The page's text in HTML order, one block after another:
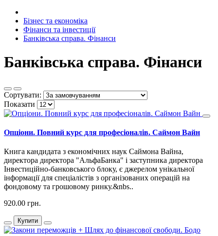
Бізнес та економіка
Фінанси та інвестиції
Банківська справа. Фінанси
Банківська справа. Фінанси
Сортувати:
Показати
Опціони. Повний курс для професіоналів. Саймон Вайн
Книга кандидата з економічних наук Саймона Вайна,
директора директора "АльфаБанка" і заступника директора
Інвестиційно-банковського блоку, є джерелом унікальної
інформації для спеціалістів з організованих операцій на
фондовому та грошовому ринку.&nbs..
920.00 грн.
Купити